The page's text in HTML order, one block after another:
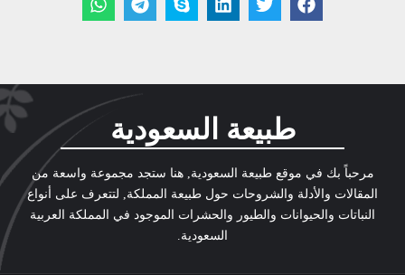
طبيعة السعودية
مرحباً بك في موقع طبيعة السعودية, هنا ستجد مجموعة واسعة من
المقالات والأدلة والشروحات حول طبيعة المملكة, لتتعرف على أنواع
النباتات والحيوانات والطيور والحشرات الموجود في المملكة العربية
السعودية.